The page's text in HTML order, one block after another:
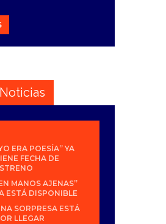
ERA POESÍA” YA
FECHA DE
MANOS AJENAS”
ESTÁ DISPONIBLE
SORPRESA ESTÁ
LLEGAR